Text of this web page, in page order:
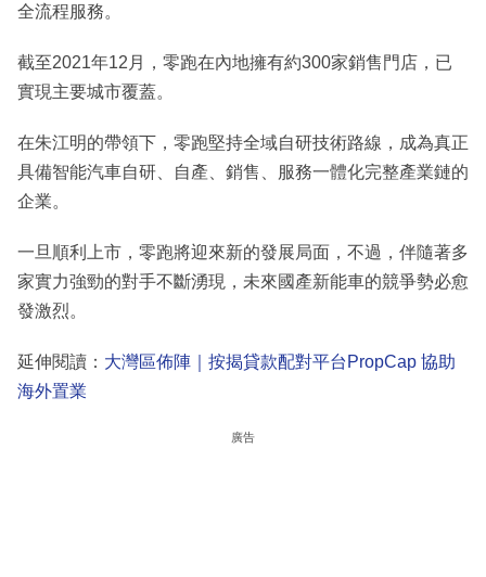
全流程服務。
截至2021年12月，零跑在內地擁有約300家銷售門店，已
實現主要城市覆蓋。
在朱江明的帶領下，零跑堅持全域自研技術路線，成為真正
具備智能汽車自研、自產、銷售、服務一體化完整產業鏈的
企業。
一旦順利上市，零跑將迎來新的發展局面，不過，伴隨著多
家實力強勁的對手不斷湧現，未來國產新能車的競爭勢必愈
發激烈。
延伸閱讀： 大灣區佈陣｜按揭貸款配對平台PropCap 協助
海外置業
廣告